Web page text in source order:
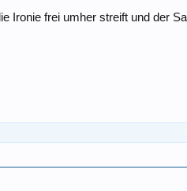
Ironie frei umher streift und der